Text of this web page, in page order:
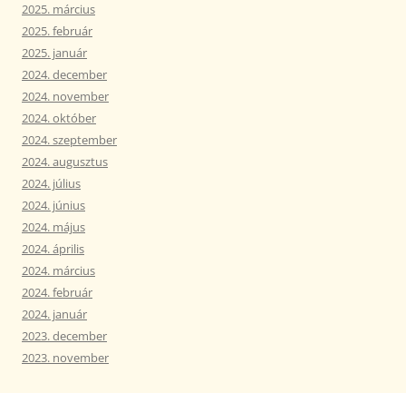
2025. március
2025. február
2025. január
2024. december
2024. november
2024. október
2024. szeptember
2024. augusztus
2024. július
2024. június
2024. május
2024. április
2024. március
2024. február
2024. január
2023. december
2023. november